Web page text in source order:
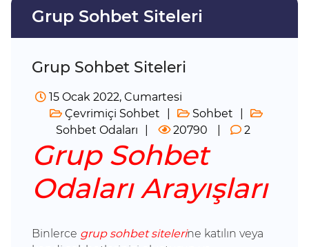
Grup Sohbet Siteleri
Grup Sohbet Siteleri
15 Ocak 2022, Cumartesi
Çevrimiçi Sohbet
Sohbet
Sohbet Odaları
20790 2
Grup Sohbet
Odaları Arayışları
Binlerce grup sohbet sitelerine katılın veya